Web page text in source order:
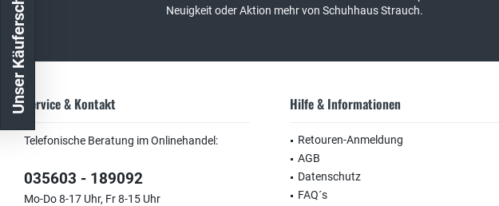
Neuigkeit oder Aktion mehr von Schuhhaus Strauch.
Service & Kontakt
Telefonische Beratung im Onlinehandel:
035603 - 189092
Mo-Do 8-17 Uhr, Fr 8-15 Uhr
Hilfe & Informationen
Retouren-Anmeldung
AGB
Datenschutz
FAQ´s
Unser Käuferschutz